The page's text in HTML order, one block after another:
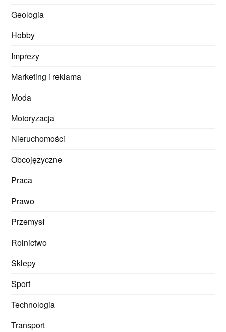
Geologia
Hobby
Imprezy
Marketing i reklama
Moda
Motoryzacja
Nieruchomości
Obcojęzyczne
Praca
Prawo
Przemysł
Rolnictwo
Sklepy
Sport
Technologia
Transport